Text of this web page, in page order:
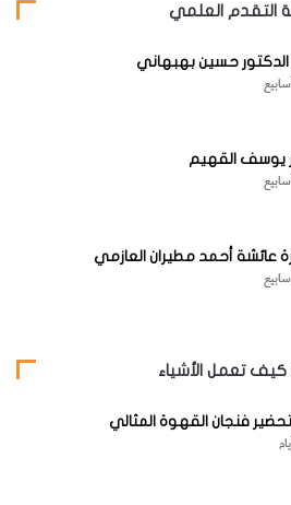
التقدم العلمي
الدكتور حسين بهبهاني
يوسف القهيم
عائشة أحمد مطيران العازمي
تعمل الأشياء
فنجان القهوة المثالي